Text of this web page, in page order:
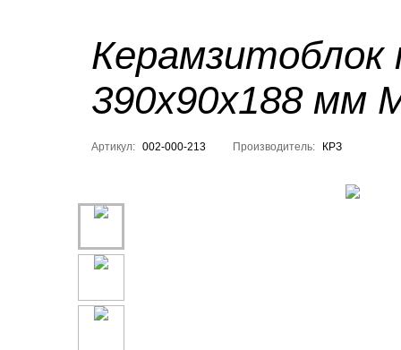
Керамзитоблок
390x90x188 мм
Артикул: 002-000-213 Производитель: КРЗ